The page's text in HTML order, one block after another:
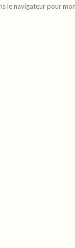
le navigateur pour